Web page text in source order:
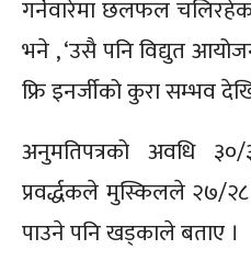
गर्नेवारेमा छलफल
भने , ‘उसै पनि विद्युत
फ्रि इनर्जीको कुरा सम्भव
अनुमतिपत्रको अवधि
प्रवर्द्धकले मुस्किलले २७/
पाउने पनि खड्काले बताए ।